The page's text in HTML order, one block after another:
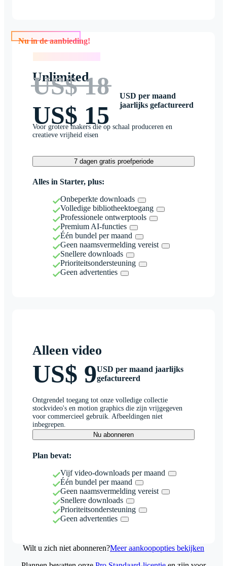
Nu in de aanbieding!
Unlimited
US$ 18
US$ 15
USD per maand
jaarlijks gefactureerd
Voor grotere makers die op schaal produceren en
creatieve vrijheid eisen
7 dagen gratis proefperiode
Alles in Starter, plus:
Onbeperkte downloads
Volledige bibliotheektoegang
Professionele ontwerptools
Premium AI-functies
Één bundel per maand
Geen naamsvermelding vereist
Snellere downloads
Prioriteitsondersteuning
Geen advertenties
Alleen video
US$ 9USD per maand jaarlijks
gefactureerd
Ontgrendel toegang tot onze volledige collectie
stockvideo's en motion graphics die zijn vrijgegeven
voor commercieel gebruik. Afbeeldingen niet
inbegrepen.
Nu abonneren
Plan bevat:
Vijf video-downloads per maand
Één bundel per maand
Geen naamsvermelding vereist
Snellere downloads
Prioriteitsondersteuning
Geen advertenties
Wilt u zich niet abonneren?Meer aankoopopties bekijken